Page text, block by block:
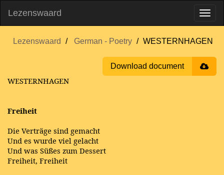
Lezenswaard
Lezenswaard German - Poetry WESTERNHAGEN
Download document
WESTERNHAGEN
Freiheit
Die Verträge sind gemacht
Und es wurde viel gelacht
Und was Süßes zum Dessert
Freiheit, Freiheit